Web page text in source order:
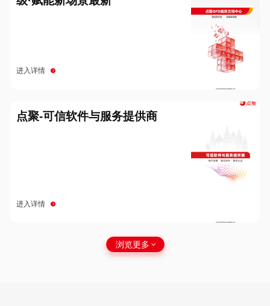
进入详情
点聚-可信软件与服务提供商
进入详情
浏览更多